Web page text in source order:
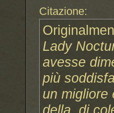
Citazione:
Lady
avesse
più
un migliore
della, di